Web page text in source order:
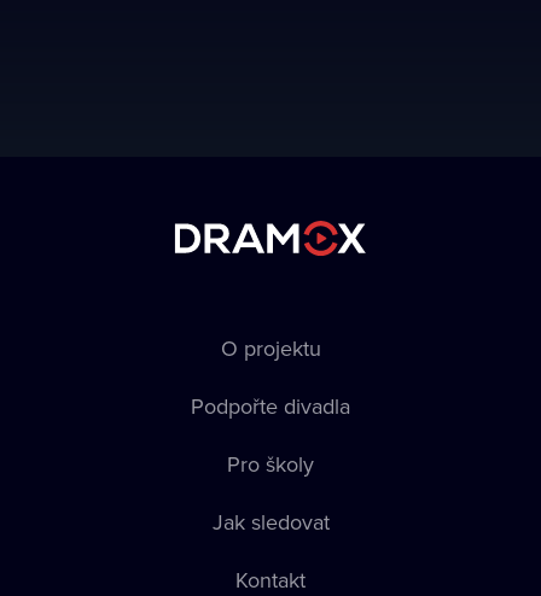
O projektu
Podpořte divadla
Pro školy
Jak sledovat
Kontakt